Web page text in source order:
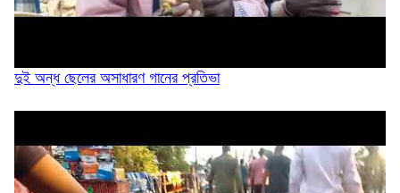
সিলেট মহানগর বিএনপির সভাপতির দায়িত্বে ফিরলেন...
মনু সেচ প্রকল্পের জলাবদ্ধতা নিরসনের দাবিতে...
দুই অন্ধ ছেলের অসাধারণ গানের প্রতিভা